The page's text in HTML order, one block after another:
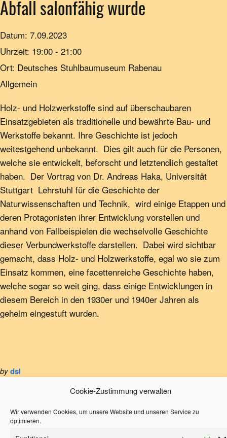
Cookie-Zustimmung verwalten
Wir verwenden Cookies, um unsere Website und unseren Service zu
optimieren.
Abfall salonfähig wurde
Datum: 7.09.2023
Uhrzeit: 19:00 - 21:00
Ort: Deutsches Stuhlbaumuseum Rabenau
Allgemein
Holz- und Holzwerkstoffe sind auf überschaubaren
Einsatzgebieten als traditionelle und bewährte Bau- und
Werkstoffe bekannt. Ihre Geschichte ist jedoch
weitestgehend unbekannt. Dies gilt auch für die Personen,
welche sie entwickelt, beforscht und letztendlich gestaltet
haben. Der Vortrag von Dr. Andreas Haka, Universität
Stuttgart Lehrstuhl für die Geschichte der
Naturwissenschaften und Technik, wird einige Etappen und
deren Protagonisten ihrer Entwicklung vorstellen und
anhand von Fallbeispielen die wechselvolle Geschichte
dieser Verbundwerkstoffe darstellen. Dabei wird sichtbar
gemacht, dass Holz- und Holzwerkstoffe, egal wo sie zum
Einsatz kommen, eine facettenreiche Geschichte haben,
welche sogar so weit ging, dass einige Entwicklungen in
diesem Bereich in den 1930er und 1940er Jahren als
geheim eingestuft wurden.
bydsl
Ausstellung „Der ungesehene
Designklassiker“
STOFFWECHSEL